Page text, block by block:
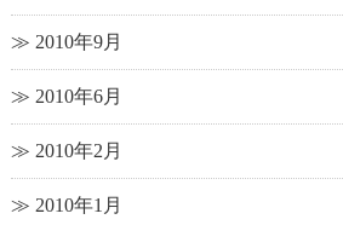
2010年9月
2010年6月
2010年2月
2010年1月